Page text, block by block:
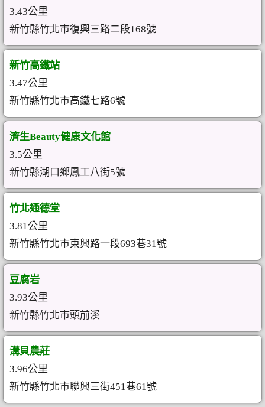
3.43公里
新竹縣竹北市復興三路二段168號
新竹高鐵站
3.47公里
新竹縣竹北市高鐵七路6號
濟生Beauty健康文化館
3.5公里
新竹縣湖口鄉鳳工八街5號
竹北通德堂
3.81公里
新竹縣竹北市東興路一段693巷31號
豆腐岩
3.93公里
新竹縣竹北市頭前溪
溝貝農莊
3.96公里
新竹縣竹北市聯興三街451巷61號